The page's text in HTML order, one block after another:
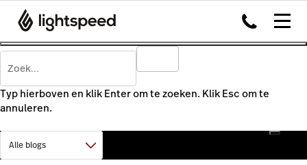
Typ hierboven en klik Enter om te zoeken. Klik Esc om te
annuleren.